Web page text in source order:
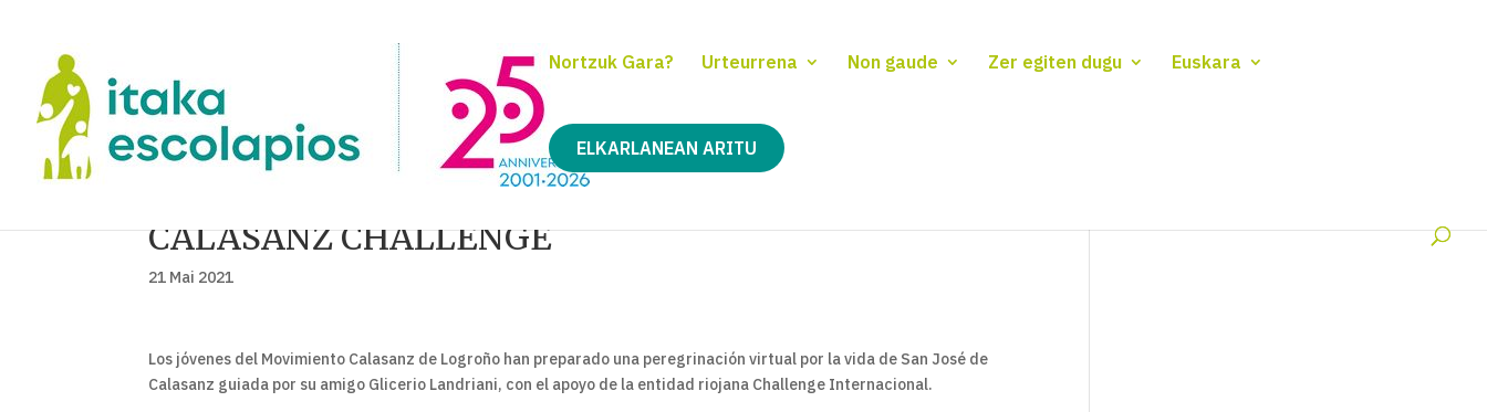
Nortzuk Gara? Urteurrena Non gaude Zer egiten dugu Euskara
ELKARLANEAN ARITU
CALASANZ CHALLENGE
21 Mai 2021
Los jóvenes del Movimiento Calasanz de Logroño han preparado una peregrinación virtual por la vida de San José de
Calasanz guiada por su amigo Glicerio Landriani, con el apoyo de la entidad riojana Challenge Internacional.